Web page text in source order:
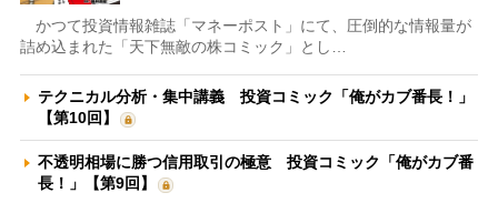
かつて投資情報雑誌「マネーポスト」にて、圧倒的な情報量が
詰め込まれた「天下無敵の株コミック」とし…
テクニカル分析・集中講義 投資コミック「俺がカブ番長！」
【第10回】
不透明相場に勝つ信用取引の極意 投資コミック「俺がカブ番
長！」【第9回】